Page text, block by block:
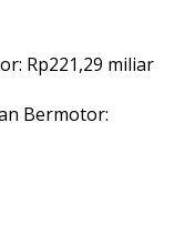
Rp221,29 miliar
Bermotor: